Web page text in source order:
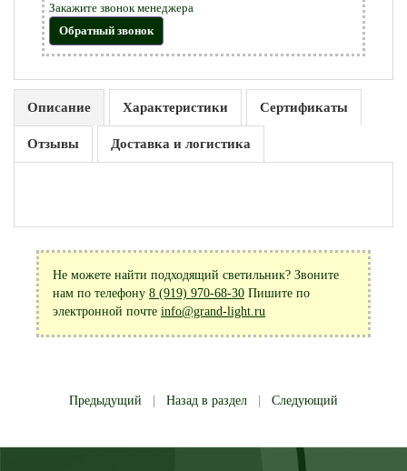
Закажите звонок менеджера
Обратный звонок
Описание Характеристики Сертификаты
Отзывы Доставка и логистика
Не можете найти подходящий светильник? Звоните
нам по телефону 8 (919) 970-68-30 Пишите по
электронной почте info@grand-light.ru
Предыдущий Назад в раздел Следующий